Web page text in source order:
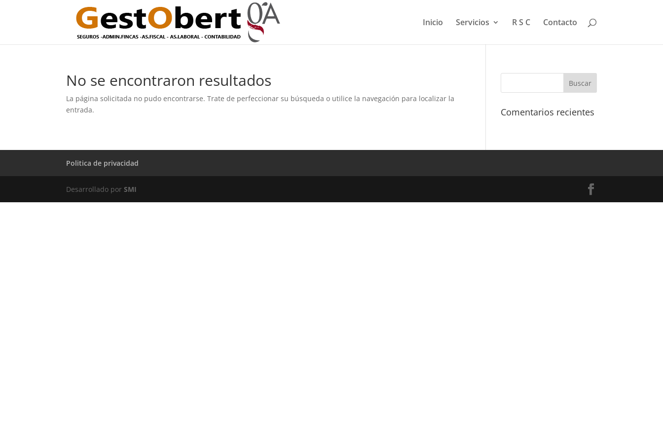
Inicio Servicios R S C Contacto
No se encontraron resultados
La página solicitada no pudo encontrarse. Trate de perfeccionar su búsqueda o utilice la navegación para localizar la
entrada.
Comentarios recientes
Politica de privacidad
Desarrollado porSMI